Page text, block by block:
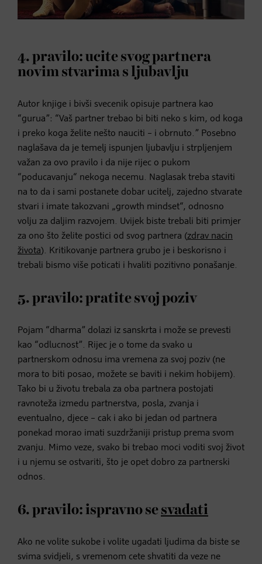
4. pravilo: ucite svog partnera
novim stvarima s ljubavlju
Autor knjige i bivši svecenik opisuje partnera kao
“gurua”: “Vaš partner trebao bi biti neko s kim, od koga
i preko koga želite nešto nauciti – i obrnuto.” Posebno
naglašava da je temelj ispunjen ljubavlju i strpljenjem
važan za ovo pravilo i da nije rijec o pukom
“poducavanju“ nekoga necemu. Naglasak treba staviti
na to da i sami postanete dobar ucitelj, zajedno stvarate
stvari i imate takozvani „growth mindset“, odnosno
volju za daljim razvojem. Uvijek biste trebali biti primjer
za ono što želite postici od svog partnera (zdrav nacin
života). Kritikovanje partnera grubo je i beskorisno i
trebali bismo više poticati i hvaliti pozitivno ponašanje.
5. pravilo: pratite svoj poziv
Pojam “dharma” dolazi iz sanskrta i može se prevesti
kao “odlucnost”. Rijec je o tome da svako u
partnerskom odnosu ima vremena za svoj poziv (ne
mora to biti posao, možete se baviti i nekim hobijem).
Tako bi u životu trebala za oba partnera postojati
ravnoteža izmedu partnerstva, posla, zvanja i
eventualno, djece – cak i ako bi jedan od partnera
ponekad morao imati suzdržaniji pristup prema svom
zvanju. Mimo veze, svako bi trebao moci voditi svoj život
i u njemu se ostvariti, što je opet dobro za partnerski
odnos.
6. pravilo: ispravno se svadati
Ako ne volite sukobe i volite ugadati ljudima da biste se
svima svidjeli, s vremenom cete shvatiti da veze ne